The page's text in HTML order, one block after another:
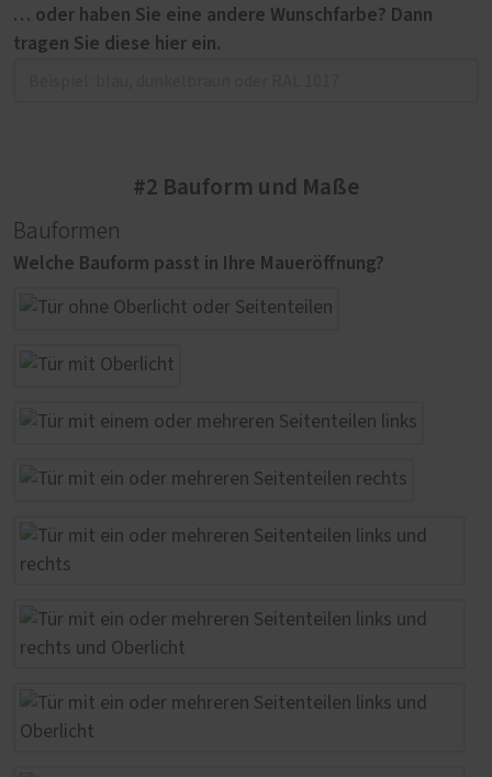
… oder haben Sie eine andere Wunschfarbe? Dann
tragen Sie diese hier ein.
#2 Bauform und Maße
Bauformen
Welche Bauform passt in Ihre Maueröffnung?